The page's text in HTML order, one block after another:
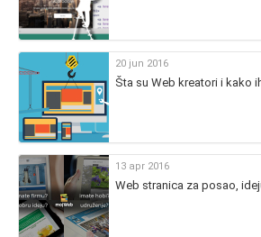
20 jun 2016
Šta su Web kreatori i kako
13 apr 2016
Web stranica za posao,